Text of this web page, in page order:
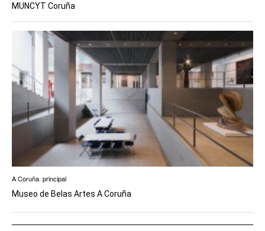
MUNCYT Coruña
A Coruña, principal
Museo de Belas Artes A Coruña